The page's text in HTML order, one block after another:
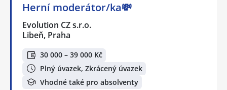
Herní moderátor/ka💸
Evolution CZ s.r.o.
Libeň, Praha
30 000 – 39 000 Kč
Plný úvazek, Zkrácený úvazek
Vhodné také pro absolventy